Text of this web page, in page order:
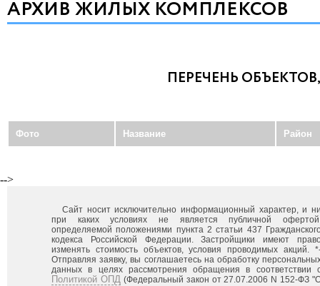
АРХИВ ЖИЛЫХ КОМПЛЕКСОВ
ПЕРЕЧЕНЬ
Фото Название Район
-->
Сайт носит исключительно информационный характер, и
при каких условиях не является публичной
определяемой положениями пункта 2 статьи 437
кодекса Российской Федерации. Застройщики имеют
изменять стоимость объектов, условия проводимых акций.
Отправляя заявку, вы соглашаетесь на обработку
данных в целях рассмотрения обращения в соответствии
Политикой ОПД(Федеральный закон от 27.07.2006 N 152-ФЗ